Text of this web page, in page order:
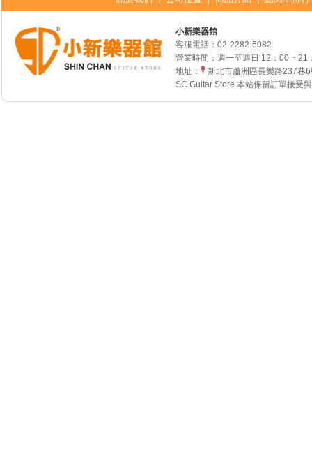
小新樂器館
客服電話： 02-2282-6082
營業時間：週一至週日 12：00 ~ 21
地址：
新北市蘆洲區長樂路237巷
SC Guitar Store 本站保留訂單接受